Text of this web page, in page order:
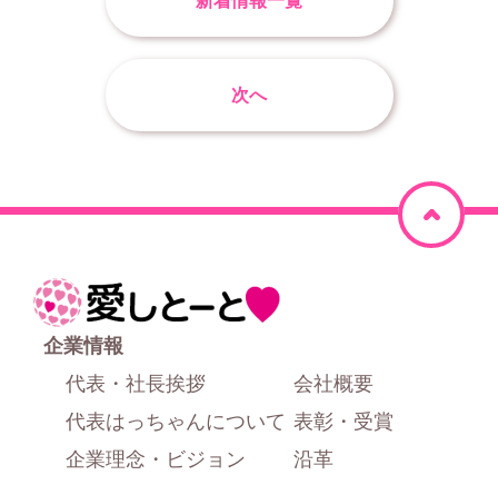
次へ
ペ
ー
ホ
ー
企業情報
代表・社長挨拶
代表はっちゃんについて
企業理念・ビジョン
会社概要
表彰・受賞
沿革